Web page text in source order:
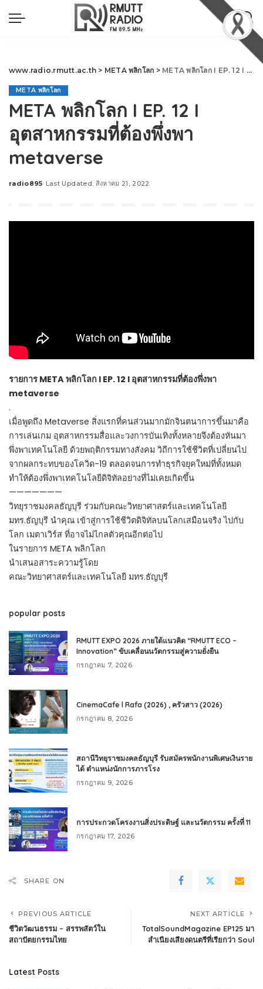
www.radio.rmutt.ac.th > META พลิกโลก > META พลิกโลก I EP. 12 I อุตสาหกรรมที่ต้องพึ่งพา metaverse
META พลิกโลก
META พลิกโลก I EP. 12 I
อุตสาหกรรมที่ต้องพึ่งพา
metaverse
Posted
radio895 Last Updated: สิงหาคม 21, 2022
รายการ META พลิกโลก I EP. 12 I อุตสาหกรรมที่ต้องพึ่งพา
metaverse
.
เมื่อพูดถึง Metaverse สิ่งแรกที่คนส่วนมากมักจินตนาการขึ้นมาคือ
การเล่นเกม อุตสาหกรรมสื่อและวงการบันเทิงทั้งหลายจึงต้องหันมา
พึ่งพาเทคโนโลยี ด้วยพฤติกรรมทางสังคม วิถีการใช้ชีวิตที่เปลี่ยนไป
จากผลกระทบของโควิด-19 ตลอดจนการทำธุรกิจยุคใหม่ที่ทั้งหมด
ทำให้ต้องพึ่งพาเทคโนโลยีดิจิทัลอย่างที่ไม่เคยเกิดขึ้น
———————
วิทยุราชมงคลธัญบุรี ร่วมกับคณะวิทยาศาสตร์และเทคโนโลยี
มทร.ธัญบุรี นำคุณ เข้าสู่การใช้ชีวิตดิจิทัลบนโลกเสมือนจริง ไปกับ
โลก เมตาเวิร์ส ที่อาจไม่ไกลตัวคุณอีกต่อไป
ในรายการ META พลิกโลก
นำเสนอสาระความรู้โดย
คณะวิทยาศาสตร์และเทคโนโลยี มทร.ธัญบุรี
popular posts
RMUTT EXPO 2026 ภายใต้แนวคิด “RMUTT ECO –
Innovation” ขับเคลื่อนนวัตกรรมสู่ความยั่งยืน
กรกฎาคม 7, 2026
CinemaCafe l Rafa (2026) , ครัวสาว (2026)
กรกฎาคม 8, 2026
สถานีวิทยุราชมงคลธัญบุรี รับสมัครพนักงานพิเศษเงินราย
ได้ ตำแหน่งนักการภารโรง
กรกฎาคม 9, 2026
การประกวดโครงงานสิ่งประดิษฐ์ และนวัตกรรม ครั้งที่ 11
กรกฎาคม 17, 2026
SHARE ON
PREVIOUS ARTICLE
ชีวิตวัฒนธรรม – สรรพสัตว์ใน
สถาปัตยกรรมไทย
NEXT ARTICLE
TotalSoundMagazine EP125 มา
สำเนียงเสียงดนตรีที่เรียกว่า Soul
Latest Posts